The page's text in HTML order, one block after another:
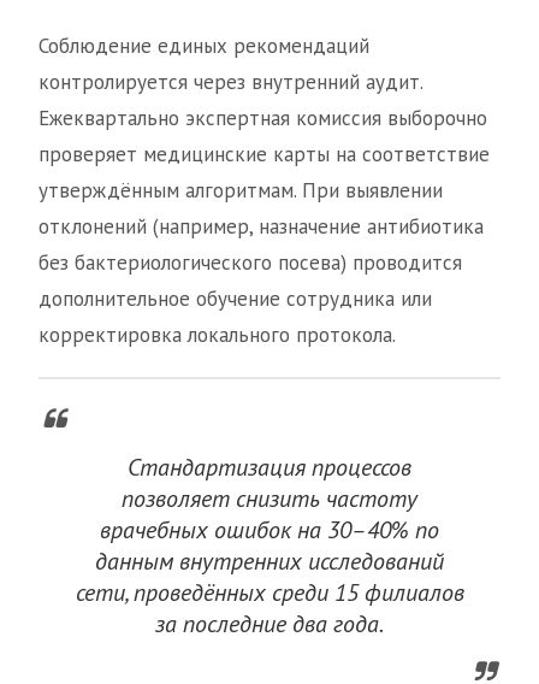
Соблюдение единых рекомендаций
контролируется через внутренний аудит.
Ежеквартально экспертная комиссия выборочно
проверяет медицинские карты на соответствие
утверждённым алгоритмам. При выявлении
отклонений (например, назначение антибиотика
без бактериологического посева) проводится
дополнительное обучение сотрудника или
корректировка локального протокола.
Стандартизация процессов
позволяет снизить частоту
врачебных ошибок на 30–40% по
данным внутренних исследований
сети, проведённых среди 15 филиалов
за последние два года.